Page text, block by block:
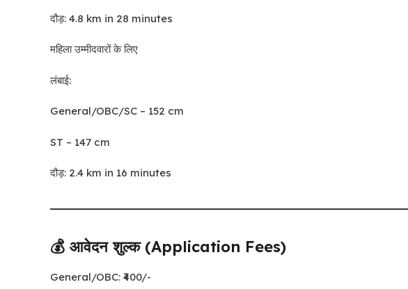
दौड़: 4.8 km in 28 minutes
महिला उम्मीदवारों के लिए
लंबाई:
General/OBC/SC – 152 cm
ST – 147 cm
दौड़: 2.4 km in 16 minutes
💰 आवेदन शुल्क (Application Fees)
General/OBC: ₹400/-